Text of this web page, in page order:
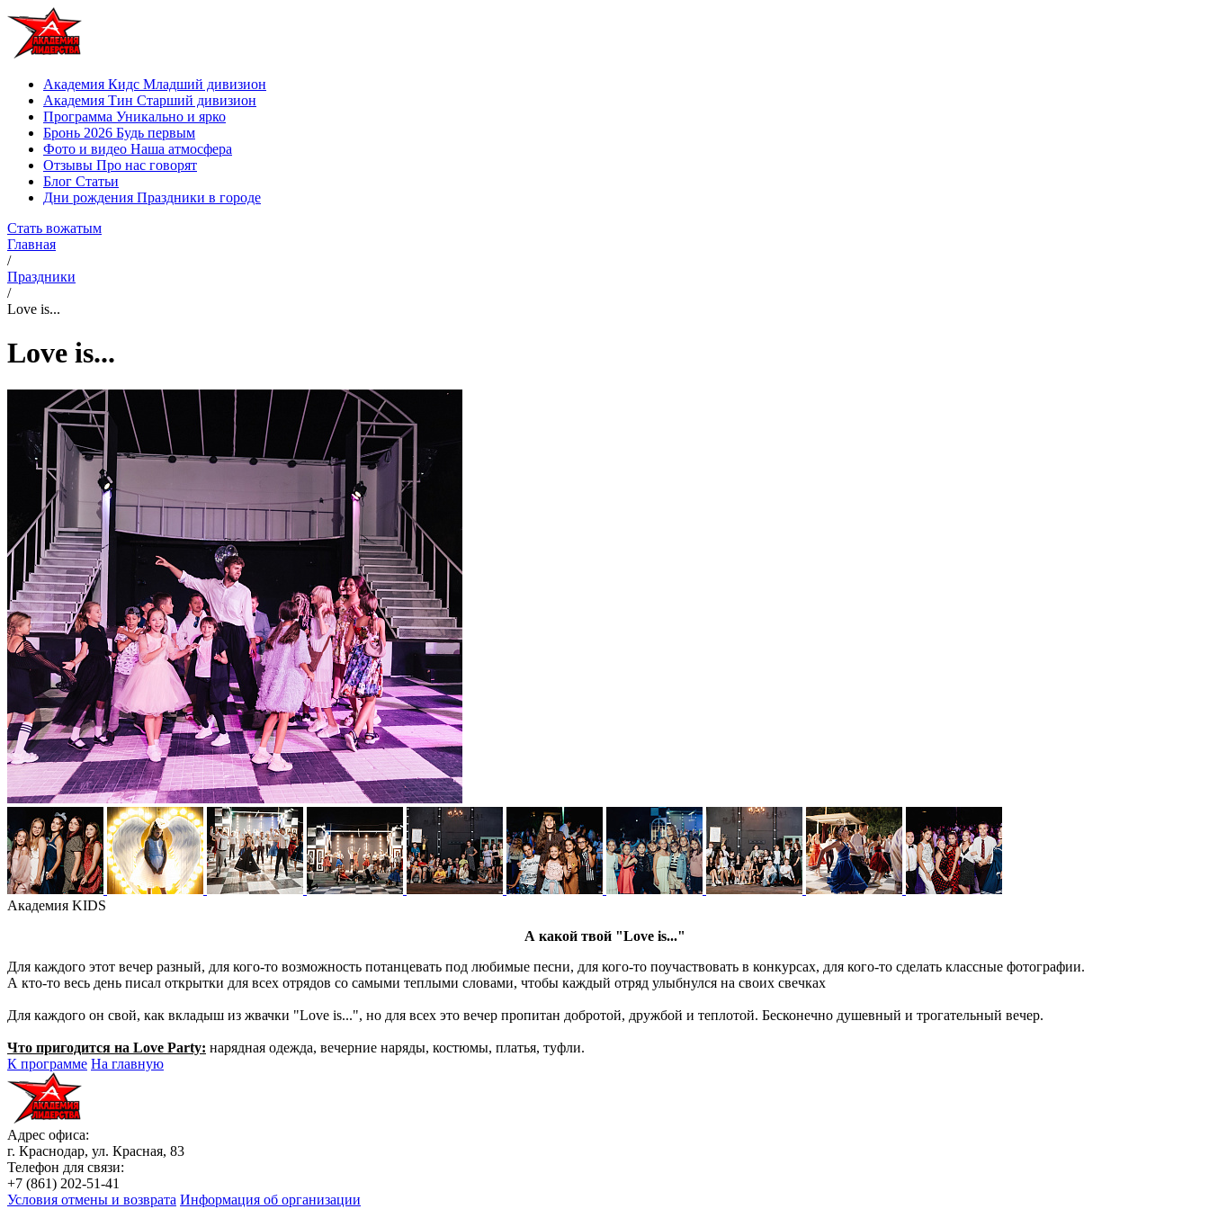
Академия Кидс Младший дивизион
Академия Тин Старший дивизион
Программа Уникально и ярко
Бронь 2026 Будь первым
Фото и видео Наша атмосфера
Отзывы Про нас говорят
Блог Статьи
Дни рождения Праздники в городе
Стать вожатым
Главная
/
Праздники
/
Love is...
Love is...
Академия KIDS
А какой твой "Love is..."
Для каждого этот вечер разный, для кого-то возможность потанцевать под любимые песни, для кого-то поучаствовать в конкурсах, для кого-то сделать классные фотографии.
А кто-то весь день писал открытки для всех отрядов со самыми теплыми словами, чтобы каждый отряд улыбнулся на своих свечках
Для каждого он свой, как вкладыш из жвачки "Love is...", но для всех это вечер пропитан добротой, дружбой и теплотой. Бесконечно душевный и трогательный вечер.
Что пригодится на Love Party: нарядная одежда, вечерние наряды, костюмы, платья, туфли.
К программе На главную
Адрес офиса:
г. Краснодар, ул. Красная, 83
Телефон для связи:
+7 (861) 202-51-41
Условия отмены и возврата Информация об организации